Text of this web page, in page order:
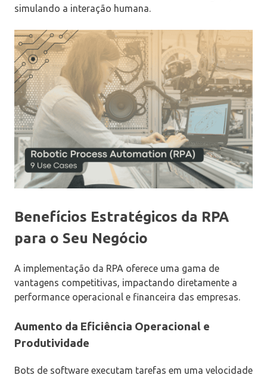
simulando a interação humana.
Benefícios Estratégicos da RPA
para o Seu Negócio
A implementação da RPA oferece uma gama de
vantagens competitivas, impactando diretamente a
performance operacional e financeira das empresas.
Aumento da Eficiência Operacional e
Produtividade
Bots de software executam tarefas em uma velocidade